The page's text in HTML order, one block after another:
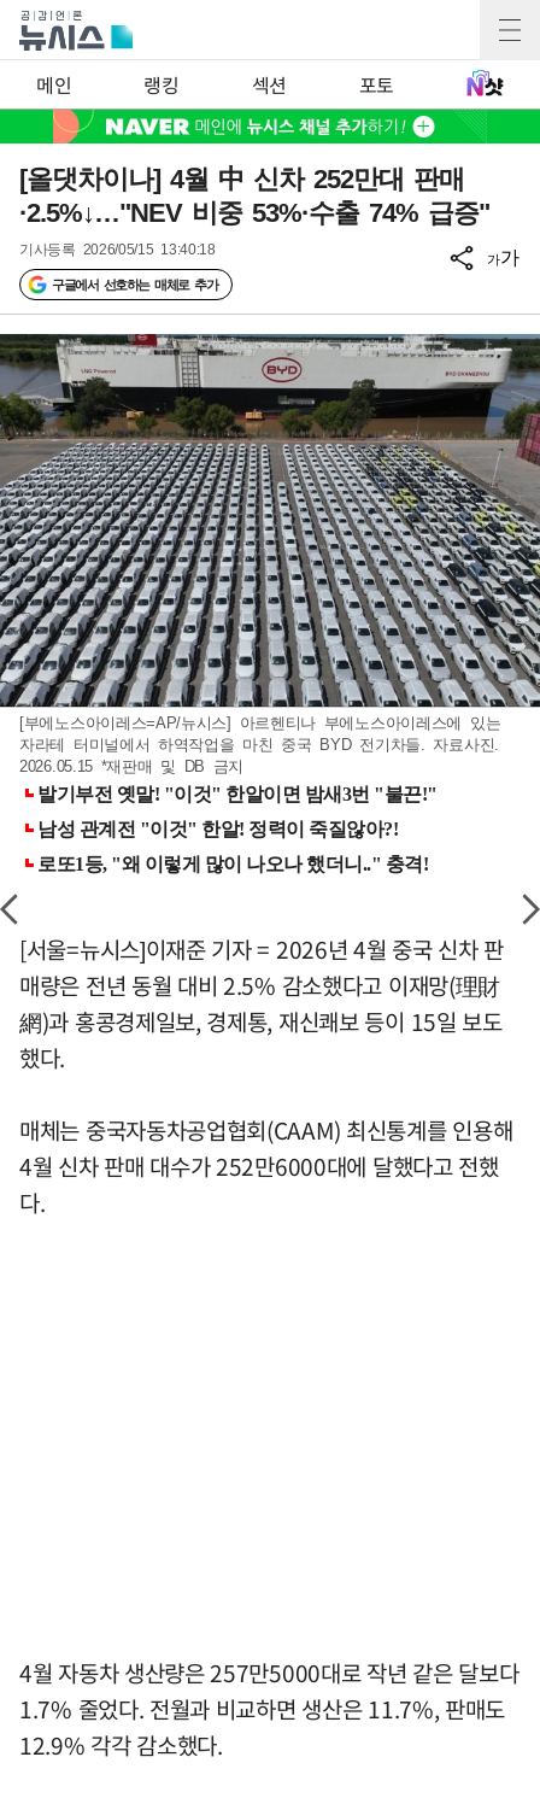
메인 랭킹 섹션 포토
[올댓차이나] 4월 中 신차 252만대 판매
·2.5%↓…"NEV 비중 53%·수출 74% 급증"
기사등록 2026/05/15 13:40:18
구글에서 선호하는 매체로 추가
가가
[부에노스아이레스=AP/뉴시스] 아르헨티나 부에노스아이레스에 있는
자라테 터미널에서 하역작업을 마친 중국 BYD 전기차들. 자료사진.
2026.05.15 *재판매 및 DB 금지
[서울=뉴시스]이재준 기자 = 2026년 4월 중국 신차 판
매량은 전년 동월 대비 2.5% 감소했다고 이재망(理財
網)과 홍콩경제일보, 경제통, 재신쾌보 등이 15일 보도
했다.
매체는 중국자동차공업협회(CAAM) 최신통계를 인용해
4월 신차 판매 대수가 252만6000대에 달했다고 전했
다.
4월 자동차 생산량은 257만5000대로 작년 같은 달보다
1.7% 줄었다. 전월과 비교하면 생산은 11.7%, 판매도
12.9% 각각 감소했다.